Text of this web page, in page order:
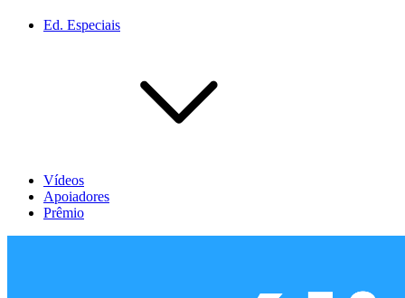
Ed. Especiais
Vídeos
Apoiadores
Prêmio